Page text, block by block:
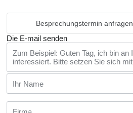
Besprechungstermin anfragen
Die E-mail senden